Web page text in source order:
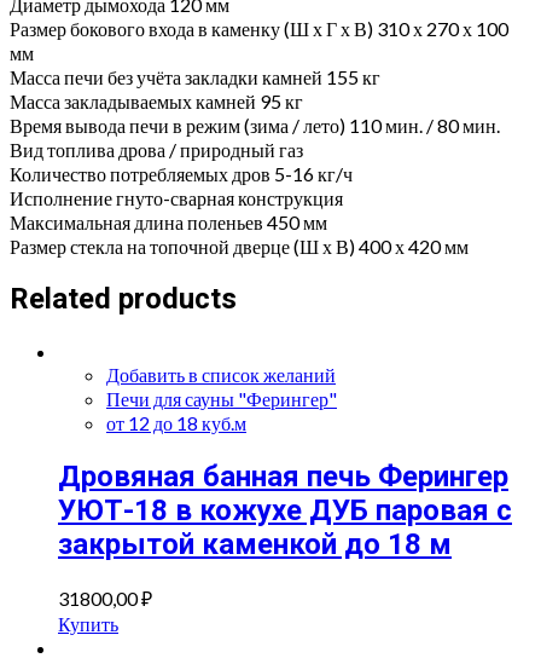
Размер бокового входа в каменку (Ш х Г х В) 310 х 270 х 100
мм
Масса печи без учёта закладки камней 155 кг
Масса закладываемых камней 95 кг
Время вывода печи в режим (зима / лето) 110 мин. / 80 мин.
Вид топлива дрова / природный газ
Количество потребляемых дров 5-16 кг/ч
Исполнение гнуто-сварная конструкция
Максимальная длина поленьев 450 мм
Размер стекла на топочной дверце (Ш х В) 400 х 420 мм
Related products
Добавить в список желаний
Печи для сауны "Ферингер"
от 12 до 18 куб.м
Дровяная банная печь Ферингер
УЮТ-18 в кожухе ДУБ паровая с
закрытой каменкой до 18 м
31800,00₽
Купить